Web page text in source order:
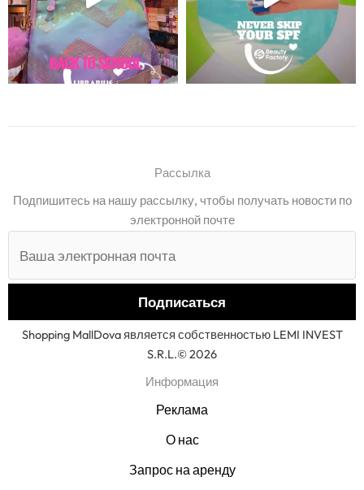
Рассылка
Подпишитесь на нашу рассылку, чтобы получать новости по
электронной почте
Shopping MallDova является собственностью LEMI INVEST
S.R.L.© 2026
Информация
Реклама
О нас
Запрос на аренду